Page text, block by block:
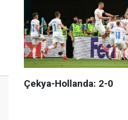
Çekya-Hollanda: 2-0